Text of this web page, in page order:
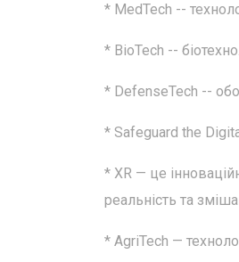
* MedTech --
* BioTech --
* DefenseTech --
* Safeguard the
* XR — це
реальність та
* AgriTech —